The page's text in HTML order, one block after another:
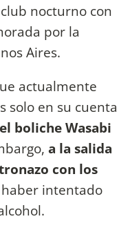
nocturno con
por la
Aires.
actualmente
solo en su cuenta
boliche Wasabi
a la salida
con los
intentado